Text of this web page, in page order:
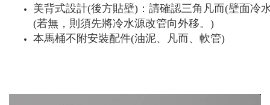
美背式設計(後方貼壁)：請確認三角凡而(壁面冷
(若無，則須先將冷水源改管向外移。)
本馬桶不附安裝配件(油泥、凡而、軟管)